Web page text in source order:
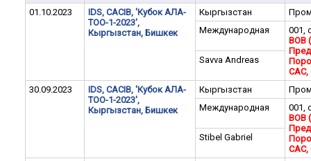
01.10.2023
IDS, CACIB, 'Кубок АЛА-
ТОО-1-2023',
Кыргызстан, Бишкек
Кыргызстан
Международная
001,
BOB
CAC,
Savva Andreas
30.09.2023
IDS, CACIB, 'Кубок АЛА-
ТОО-1-2023',
Кыргызстан, Бишкек
Кыргызстан
Международная
001,
BOB
CAC,
Stibel Gabriel